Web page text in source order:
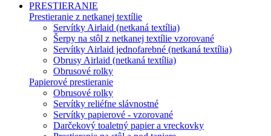
PRESTIERANIE
Prestieranie z netkanej textílie
Servítky Airlaid (netkaná textília)
Šerpy na stôl z netkanej textílie vzorované
Servítky Airlaid jednofarebné (netkaná textília)
Obrusy Airlaid (netkaná textília)
Obrusové rolky
Papierové prestieranie
Obrusové rolky
Servítky reliéfne slávnostné
Servítky papierové - vzorované
Darčekový toaletný papier a vreckovky